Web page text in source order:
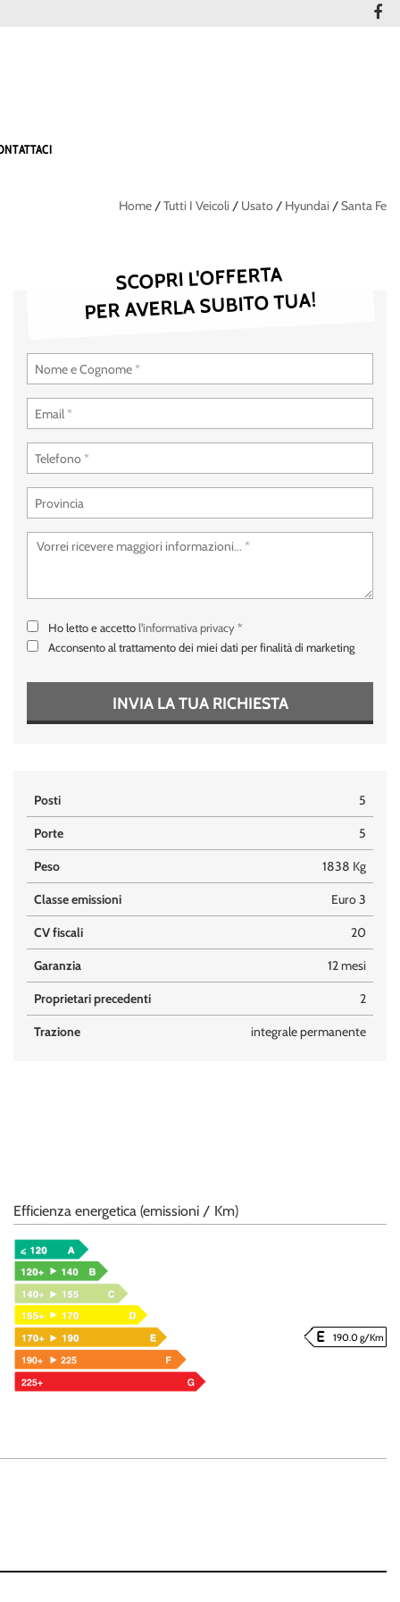
Home /Tutti I Veicoli / Usato / Hyundai /Santa Fe
SCOPRI L'OFFERTA
PER AVERLA SUBITO TUA!
Ho letto e accettol'informativa privacy *
Acconsento al trattamento dei miei dati per finalità di marketing
INVIA LA TUA RICHIESTA
Posti 5
Porte 5
Peso 1838 Kg
Classe emissioni Euro 3
CV fiscali 20
Garanzia 12 mesi
Proprietari precedenti 2
Trazione integrale permanente
Efficienza energetica (emissioni / Km)
190.0 g/Km